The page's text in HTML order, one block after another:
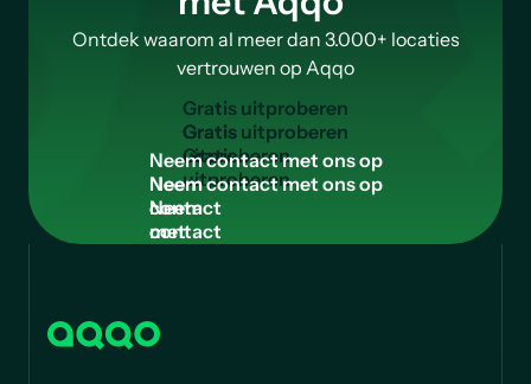
Ontdek waarom al meer dan 3.000+ locaties
vertrouwen op Aqqo
Gratisuitproberen
Gratis
uitproberen
Neemcontactmetonsop
Neem
contact
met